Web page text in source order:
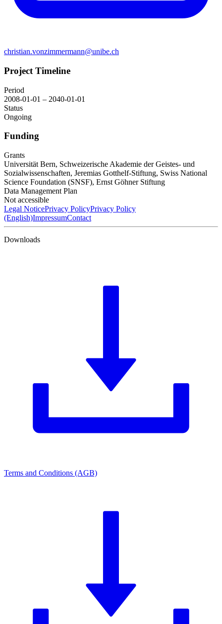
christian.vonzimmermann@unibe.ch
Project Timeline
Period
2008-01-01 – 2040-01-01
Status
Ongoing
Funding
Grants
Universität Bern, Schweizerische Akademie der Geistes- und
Sozialwissenschaften, Jeremias Gotthelf-Stiftung, Swiss National
Science Foundation (SNSF), Ernst Göhner Stiftung
Data Management Plan
Not accessible
Legal NoticePrivacy PolicyPrivacy Policy
(English)ImpressumContact
Downloads
Terms and Conditions (AGB)